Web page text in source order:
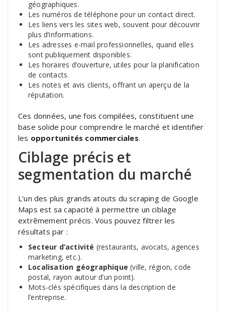
géographiques.
Les numéros de téléphone pour un contact direct.
Les liens vers les sites web, souvent pour découvrir
plus d’informations.
Les adresses e-mail professionnelles, quand elles
sont publiquement disponibles.
Les horaires d’ouverture, utiles pour la planification
de contacts.
Les notes et avis clients, offrant un aperçu de la
réputation.
Ces données, une fois compilées, constituent une
base solide pour comprendre le marché et identifier
les opportunités commerciales.
Ciblage précis et
segmentation du marché
L’un des plus grands atouts du scraping de Google
Maps est sa capacité à permettre un ciblage
extrêmement précis. Vous pouvez filtrer les
résultats par :
Secteur d’activité (restaurants, avocats, agences
marketing, etc.).
Localisation géographique (ville, région, code
postal, rayon autour d’un point).
Mots-clés spécifiques dans la description de
l’entreprise.